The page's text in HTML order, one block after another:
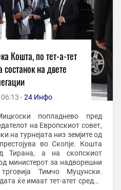
Кошта, по тет-а-тет
на двете
-24 Инфо
попладнево пред
на Европскиот совет,
на турнејата низ земјите од
во Скопје. Кошта
Тирана, а на скопскиот
министерот за надворешни
Тимчо Муцунски.
ќе имаат тет-атет средба